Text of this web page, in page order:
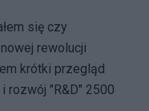
się czy
rewolucji
krótki przegląd
rozwój "R&D" 2500